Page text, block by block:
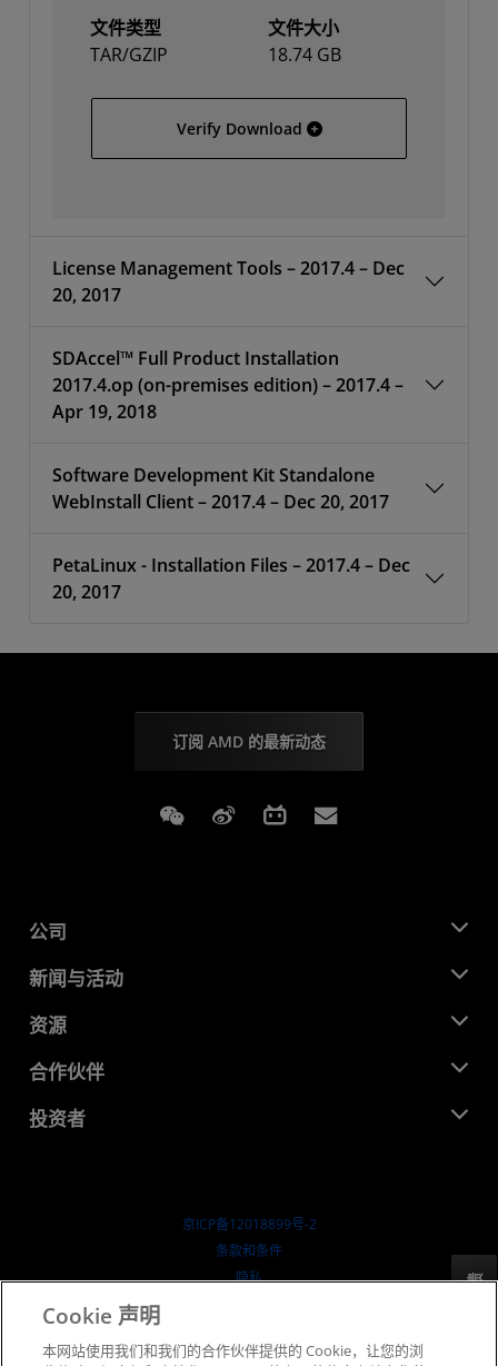
文件类型
TAR/GZIP
文件大小
18.74 GB
Verify Download SDx 2017.4 SFD
License Management Tools – 2017.4 – Dec
20, 2017
SDAccel™ Full Product Installation
2017.4.op (on-premises edition) – 2017.4 –
Apr 19, 2018
Software Development Kit Standalone
WebInstall Client – 2017.4 – Dec 20, 2017
PetaLinux - Installation Files – 2017.4 – Dec
20, 2017
反馈
订阅 AMD 的最新动态
Weixin Weibo Bilibili
公司
关于 AMD
企业责任
就业机会
联系我们
新闻与活动
新闻中心
媒体库
资源
开发中心
成功案例
合作伙伴
AMD 合作伙伴中心
投资者
京ICP备12018899号-2
​条款和条件
隐私
公开公平竞争
Cookie 声明
本网站使用我们和我们的合作伙伴提供的 Cookie，让您的浏